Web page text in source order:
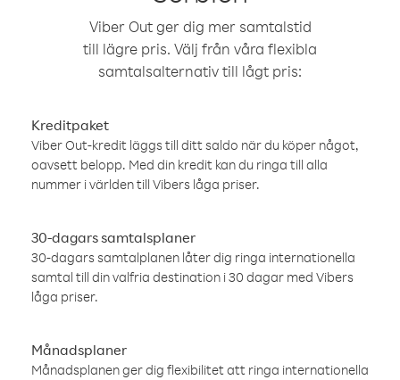
Viber Out ger dig mer samtalstid
till lägre pris. Välj från våra flexibla
samtalsalternativ till lågt pris:
Kreditpaket
Viber Out-kredit läggs till ditt saldo när du köper något,
oavsett belopp. Med din kredit kan du ringa till alla
nummer i världen till Vibers låga priser.
30-dagars samtalsplaner
30-dagars samtalplanen låter dig ringa internationella
samtal till din valfria destination i 30 dagar med Vibers
låga priser.
Månadsplaner
Månadsplanen ger dig flexibilitet att ringa internationella